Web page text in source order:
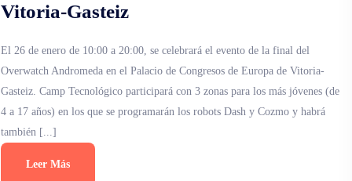
Vitoria-Gasteiz
El 26 de enero de 10:00 a 20:00, se celebrará el evento de la final del
Overwatch Andromeda en el Palacio de Congresos de Europa de Vitoria-
Gasteiz. Camp Tecnológico participará con 3 zonas para los más jóvenes (de
4 a 17 años) en los que se programarán los robots Dash y Cozmo y habrá
también [...]
Leer Más